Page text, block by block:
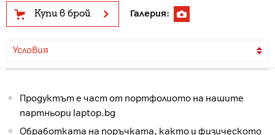
Купи в брой Галерия:
Условия
Продуктът е част от портфолиото на нашите
партньори laptop.bg
Обработката на поръчката, както и физическото